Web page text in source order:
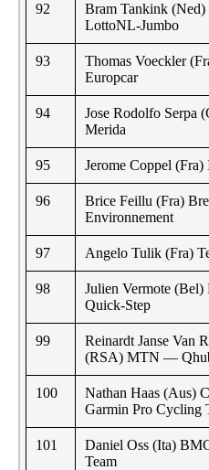
92
Bram Tankink (Ned)
LottoNL-Jumbo
93
Thomas Voeckler
Europcar
94
Jose Rodolfo Serpa
Merida
95 Jerome Coppel
96
Brice Feillu (Fra)
Environnement
97 Angelo Tulik (Fra)
98
Julien Vermote
Quick-Step
99
Reinardt Janse Van
(RSA) MTN —
100
Nathan Haas (Aus)
Garmin Pro Cycling
101
Daniel Oss (Ita)
Team